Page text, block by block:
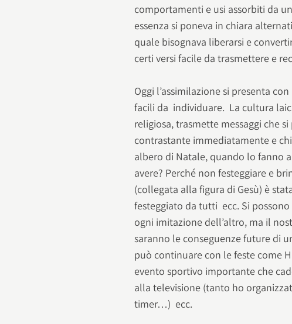
comportamenti e usi assorbiti da
essenza si poneva in chiara
quale bisognava liberarsi e
certi versi facile da trasmettere e
Oggi l’assimilazione si presenta
facili da individuare. La cultura
religiosa, trasmette messaggi che
contrastante immediatamente e
albero di Natale, quando lo fanno
avere? Perché non festeggiare e
(collegata alla figura di Gesù) è
festeggiato da tutti ecc. Si
ogni imitazione dell’altro, ma il
saranno le conseguenze future di
può continuare con le feste come
evento sportivo importante che
alla televisione (tanto ho
timer…) ecc.